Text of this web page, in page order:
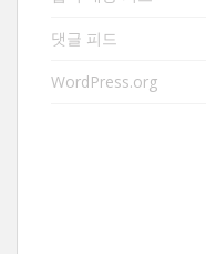
댓글 피드
WordPress.org